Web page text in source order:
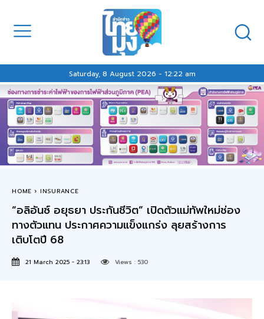
Saturday, 8 August 2026 - 12:22 am
HOME INSURANCE
“อลิอันซ์ อยุธยา ประกันชีวิต” เปิดตัวแม่ทัพใหม่ช่อง
ทางตัวแทน ประกาศความแข็งแกร่ง ลุยสร้างการ
เติบโตปี 68
21 March 2025 - 23:13 Views : 530